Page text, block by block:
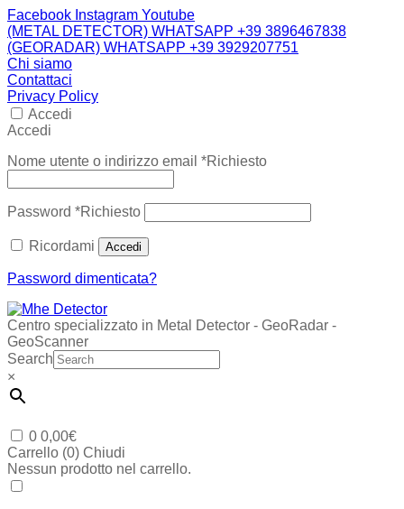
Facebook Instagram Youtube
(METAL DETECTOR) WHATSAPP +39 3896467838
(GEORADAR) WHATSAPP +39 3929207751
Chi siamo
Contattaci
Privacy Policy
Accedi
Accedi
Nome utente o indirizzo email *Richiesto
Password *Richiesto
Ricordami Accedi
Password dimenticata?
Centro specializzato in Metal Detector - GeoRadar -
GeoScanner
Search
×
0 0,00€
Carrello (0) Chiudi
Nessun prodotto nel carrello.